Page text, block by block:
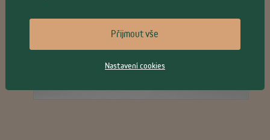
Přijmout vše
Nastavení cookies